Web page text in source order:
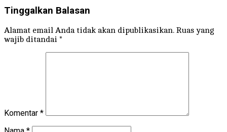
Tinggalkan Balasan
Alamat email Anda tidak akan dipublikasikan. Ruas yang
wajib ditandai *
Komentar *